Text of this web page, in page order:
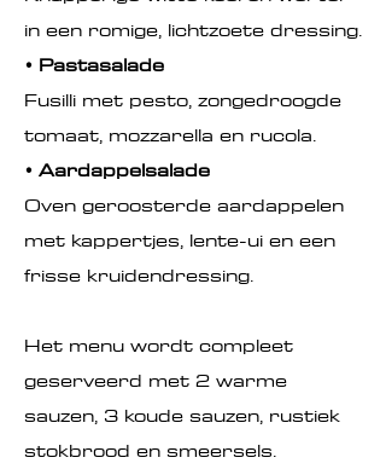
in een romige, lichtzoete dressing.
• Pastasalade
Fusilli met pesto, zongedroogde
tomaat, mozzarella en rucola.
• Aardappelsalade
Oven geroosterde aardappelen
met kappertjes, lente-ui en een
frisse kruidendressing.
Het menu wordt compleet
geserveerd met 2 warme
sauzen, 3 koude sauzen, rustiek
stokbrood en smeersels.